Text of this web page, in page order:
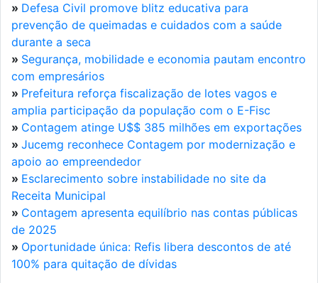
» Defesa Civil promove blitz educativa para
prevenção de queimadas e cuidados com a saúde
durante a seca
» Segurança, mobilidade e economia pautam encontro
com empresários
» Prefeitura reforça fiscalização de lotes vagos e
amplia participação da população com o E-Fisc
» Contagem atinge U$$ 385 milhões em exportações
» Jucemg reconhece Contagem por modernização e
apoio ao empreendedor
» Esclarecimento sobre instabilidade no site da
Receita Municipal
» Contagem apresenta equilíbrio nas contas públicas
de 2025
» Oportunidade única: Refis libera descontos de até
100% para quitação de dívidas